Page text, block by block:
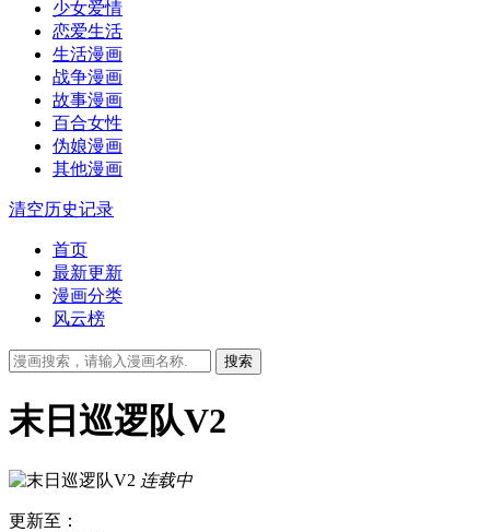
少女爱情
恋爱生活
生活漫画
战争漫画
故事漫画
百合女性
伪娘漫画
其他漫画
清空历史记录
首页
最新更新
漫画分类
风云榜
末日巡逻队V2
连载中
更新至：